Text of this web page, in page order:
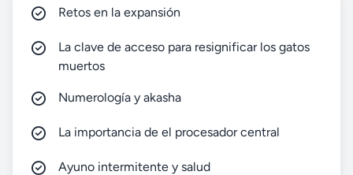
Retos en la expansión
La clave de acceso para resignificar los gatos
muertos
Numerología y akasha
La importancia de el procesador central
Ayuno intermitente y salud